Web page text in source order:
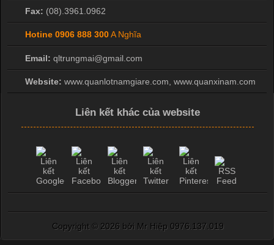
Fax: (08).3961.0962
Hotine 0906 888 300A Nghĩa
Email: qltrungmai@gmail.com
Website: www.quanlotnamgiare.com, www.quanxinam.com
Liên kết khác của website
Copyright © 2026 bởi Mr Hiệp 0976.137.019